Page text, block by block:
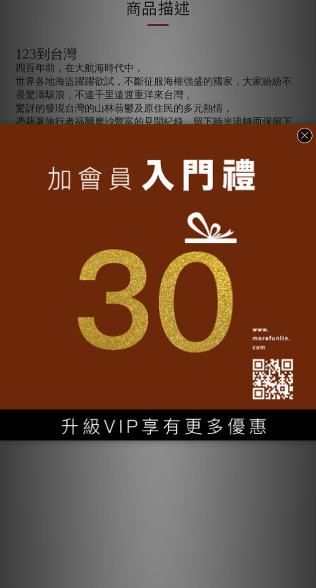
商品描述
123到台灣
四百年前，在大航海時代中，
世界各地海盜躍躍欲試，不斷征服海權強盛的國家，大家紛紛不
畏驚濤駭浪，不遠千里遠渡重洋來台灣，
驚訝的發現台灣的山林蓊鬱及原住民的多元熱情，
憑藉著旅行者福爾摩沙豐富的見聞紀錄，留下時光流轉而保留下
到台灣，台灣有個阿里山，
讓我們珍惜這塊土地幸福的這一刻。
............................................................
•印工：網版一色印刷
延長衣物壽命的保養方法
了解更多